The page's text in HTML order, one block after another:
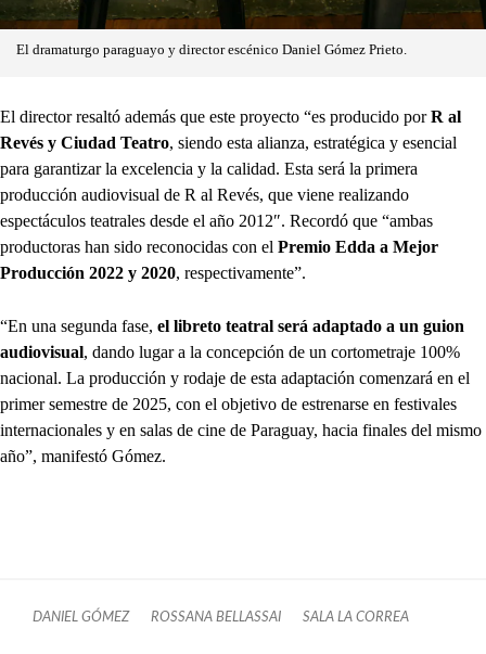
El dramaturgo paraguayo y director escénico Daniel Gómez Prieto.
El director resaltó además que este proyecto “es producido porR al
Revés y Ciudad Teatro, siendo esta alianza, estratégica y esencial
para garantizar la excelencia y la calidad. Esta será la primera
producción audiovisual de R al Revés, que viene realizando
espectáculos teatrales desde el año 2012″. Recordó que “ambas
productoras han sido reconocidas con el Premio Edda a Mejor
Producción 2022 y 2020, respectivamente”.
“En una segunda fase, el libreto teatral será adaptado a un guion
audiovisual, dando lugar a la concepción de un cortometraje 100%
nacional. La producción y rodaje de esta adaptación comenzará en el
primer semestre de 2025, con el objetivo de estrenarse en festivales
internacionales y en salas de cine de Paraguay, hacia finales del mismo
año”, manifestó Gómez.
DANIEL GÓMEZ ROSSANA BELLASSAI SALA LA CORREA